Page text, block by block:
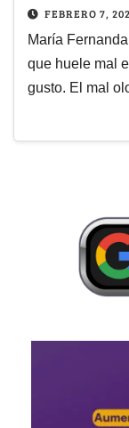
FEBRERO 7,
María
que huele mal
gusto. El mal